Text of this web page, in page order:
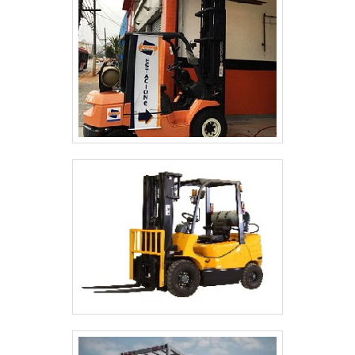
cliente.Ainda focando na qualidade em
estante porta paletes preço, é importante
buscar uma empresa que tenha produtos e
serviços com ótima qualidade e precisão,
pequenos detalhes, mas de grande valia
para saber a procedência e seriedade da
empresa.Existem muitas formas diferentes
de demonstrar conhecimento e autoridade
em sua área de atuação. Os motivos pelos
quais a Escomaq é a melhor opção no
segmento quando procurar por estante
porta paletes preço: Comprometida com
os serviços; Responsável; Altamente
qualificada; Inovadora; Segura. EFICIÊNCIA
E QUALIDADE COMPROVADASomente na
que a empresa oferece, como